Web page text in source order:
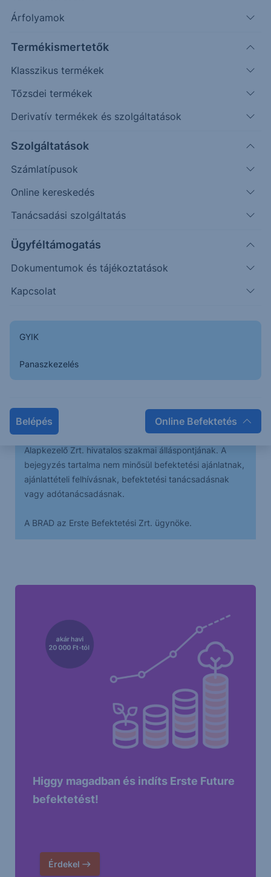
Árfolyamok
Termékismertetők
Klasszikus termékek
Tőzsdei termékek
Derivatív termékek és szolgáltatások
Szolgáltatások
Számlatípusok
Online kereskedés
Tanácsadási szolgáltatás
Ügyféltámogatás
Dokumentumok és tájékoztatások
Kapcsolat
GYIK
Panaszkezelés
Belépés Online Befektetés
Timeframe
Ellenállások
Napos
A Bollinger szalagok aljáig zuhant az árfolyam, a
történő oldalazásra futotta.
másodlagos 207.
A bejegyzésben foglaltak kizárólag az író személyes
véleményét tükrözik és nem tekinthetőek az Erste Bank
Hungary Zrt., az Erste Befektetési Zrt. vagy az Erste
Alapkezelő Zrt. hivatalos szakmai álláspontjának. A
bejegyzés tartalma nem minősül befektetési ajánlatnak,
ajánlattételi felhívásnak, befektetési tanácsadásnak
vagy adótanácsadásnak.
A BRAD az Erste Befektetési Zrt. ügynöke.
Higgy magadban és indíts Erste Future
befektetést!
Érdekel